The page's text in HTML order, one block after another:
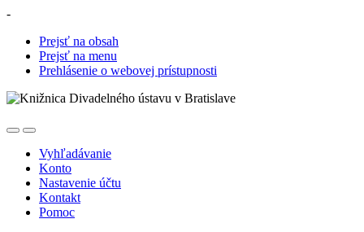
-
Prejsť na obsah
Prejsť na menu
Prehlásenie o webovej prístupnosti
Vyhľadávanie
Konto
Nastavenie účtu
Kontakt
Pomoc